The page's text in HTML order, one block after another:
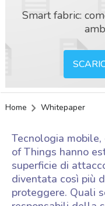
Smart fabric:
Home Whitepaper
Tecnologia
of Things hanno
superficie di
diventata così più
proteggere. Quali